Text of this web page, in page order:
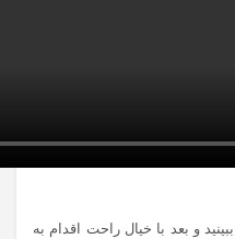
و بعد با خیال راحت اقدام به